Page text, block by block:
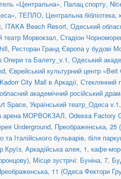
«Центральна», Палац спорту,
, ТЕПЛО, Центральна бібліотека,
, ITAKA Beach Resort, Одеський
театр Морвокзал, Стадіон
, Ресторан Гранд Європа у будові
Опери та Балету_v.1, Одеський
, Єврейський культурний центр «Beit
City Mall в Аркадії, Стеклянний
академічний російський
Space, Український театр_Одеса v.1,
арена МОРВОКЗАЛ, Odessa Factory
Underground, Преображенська, 25
та Італійського бульварів, біля
Круїз, Аркадійська алея, 1, кафе-
, Місце зустрічі: Буніна, 7,
11 (Одеса Фектори